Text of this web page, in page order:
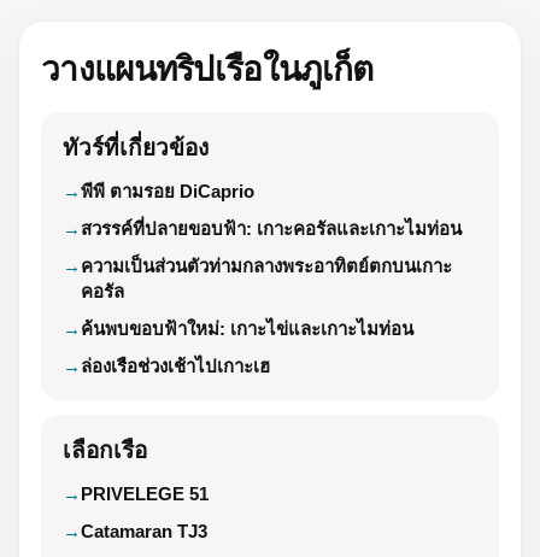
วางแผนทริปเรือในภูเก็ต
ทัวร์ที่เกี่ยวข้อง
พีพี ตามรอย DiCaprio
สวรรค์ที่ปลายขอบฟ้า: เกาะคอรัลและเกาะไมท่อน
ความเป็นส่วนตัวท่ามกลางพระอาทิตย์ตกบนเกาะ
คอรัล
ค้นพบขอบฟ้าใหม่: เกาะไข่และเกาะไมท่อน
ล่องเรือช่วงเช้าไปเกาะเฮ
เลือกเรือ
PRIVELEGE 51
Catamaran TJ3